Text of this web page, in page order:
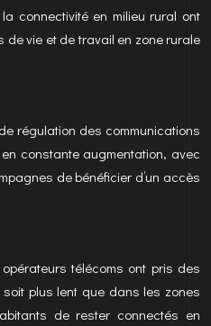
connectivité en milieu rural ont
vie et de travail en zone rurale
régulation des communications
constante augmentation, avec
de bénéficier d’un accès
télécoms ont pris des
plus lent que dans les zones
de rester connectés en